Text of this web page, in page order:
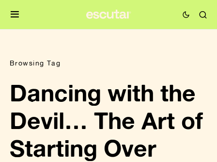
Browsing Tag
Dancing with the
Devil… The Art of
Starting Over